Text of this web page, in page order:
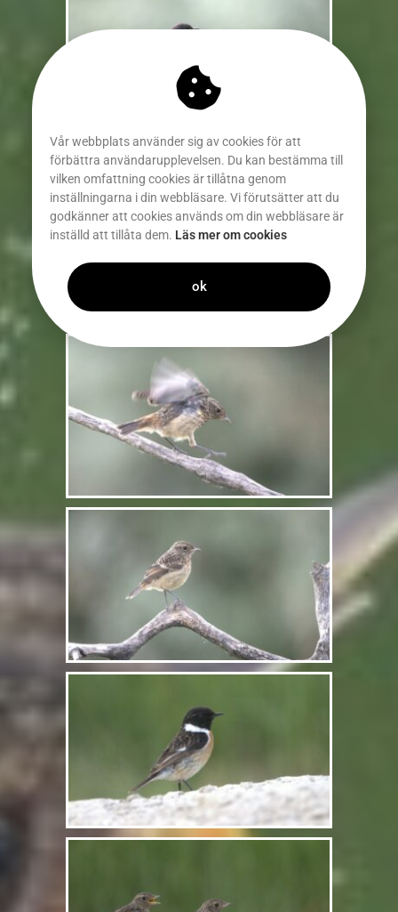
Vår webbplats använder sig av cookies för att
förbättra användarupplevelsen. Du kan bestämma till
vilken omfattning cookies är tillåtna genom
inställningarna i din webbläsare. Vi förutsätter att du
godkänner att cookies används om din webbläsare är
inställd att tillåta dem. Läs mer om cookies
ok